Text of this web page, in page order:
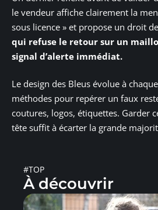
le vendeur affiche clairement la
sous licence » et propose un droit
qui refuse le retour sur un
signal d’alerte immédiat.
Le design des Bleus évolue à
méthodes pour repérer un faux
coutures, logos, étiquettes. Garder
tête suffit à écarter la grande
#TOP
À découvrir